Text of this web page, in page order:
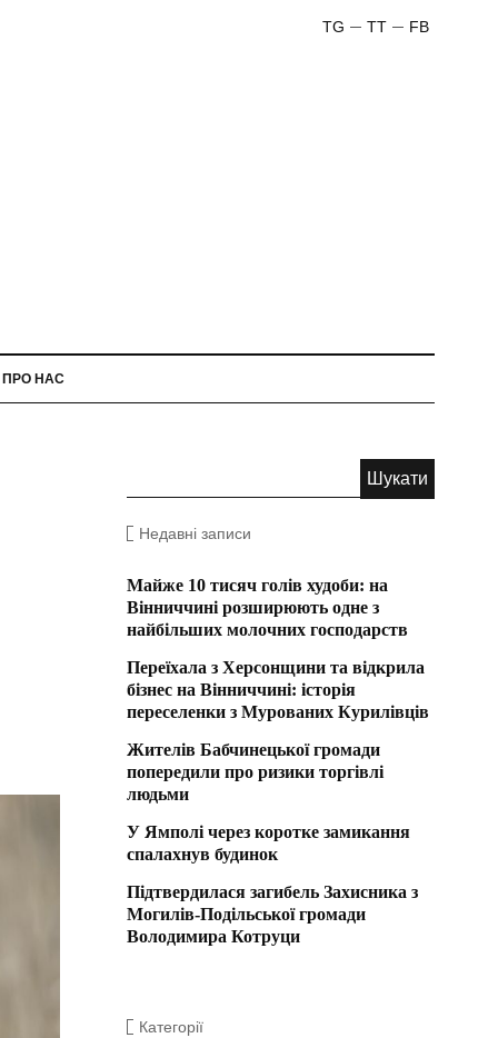
FB
TT
TG
ПРО НАС
Недавні записи
Майже 10 тисяч голів худоби: на
Вінниччині розширюють одне з
найбільших молочних господарств
Переїхала з Херсонщини та відкрила
бізнес на Вінниччині: історія
переселенки з Мурованих Курилівців
Жителів Бабчинецької громади
попередили про ризики торгівлі
людьми
У Ямполі через коротке замикання
спалахнув будинок
Підтвердилася загибель Захисника з
Могилів-Подільської громади
Володимира Котруци
Категорії